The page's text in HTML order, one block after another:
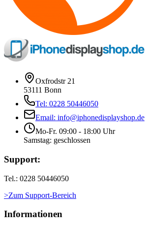
Oxfrodstr 21
53111 Bonn
Tel: 0228 50446050
Email: info@iphonedisplayshop.de
Mo-Fr. 09:00 - 18:00 Uhr
Samstag: geschlossen
Support:
Tel.: 0228 50446050
>Zum Support-Bereich
Informationen